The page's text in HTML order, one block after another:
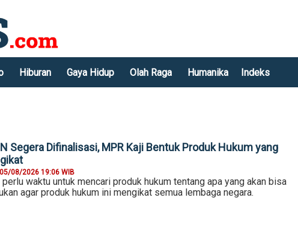
Hiburan Gaya Hidup Olah Raga Humanika Indeks
Segera Difinalisasi, MPR Kaji Bentuk Produk Hukum yang
05/08/2026 19:06 WIB
perlu waktu untuk mencari produk hukum tentang apa yang akan bisa
agar produk hukum ini mengikat semua lembaga negara.